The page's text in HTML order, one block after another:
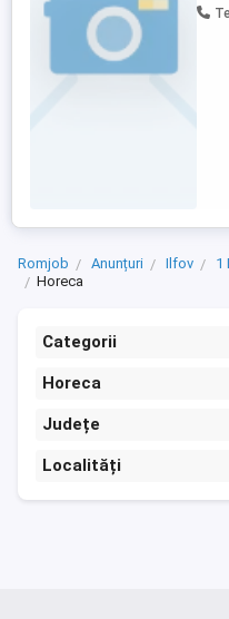
Romjob Anunțuri Ilfov 1
Horeca
Categorii
Horeca
Județe
Localități